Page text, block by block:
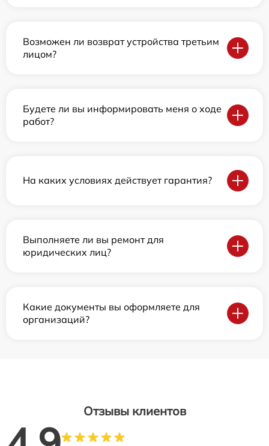
Возможен ли возврат устройства третьим
лицом?
Будете ли вы информировать меня о ходе
работ?
На каких условиях действует гарантия?
Выполняете ли вы ремонт для
юридических лиц?
Какие документы вы оформляете для
организаций?
Отзывы клиентов